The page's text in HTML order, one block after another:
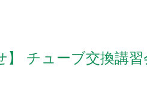
】 チューブ交換講